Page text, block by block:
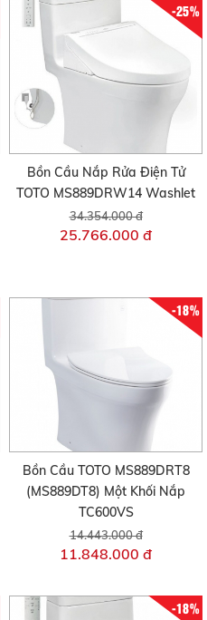
-25%
Bồn Cầu Nắp Rửa Điện Tử
TOTO MS889DRW14 Washlet
34.354.000 đ
25.766.000 đ
-18%
Bồn Cầu TOTO MS889DRT8
(MS889DT8) Một Khối Nắp
TC600VS
14.443.000 đ
11.848.000 đ
-18%